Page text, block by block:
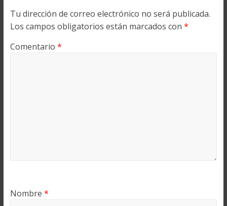
Tu dirección de correo electrónico no será publicada.
Los campos obligatorios están marcados con *
Comentario *
Nombre *